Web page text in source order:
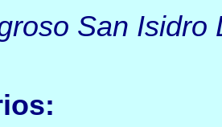
San Isidro